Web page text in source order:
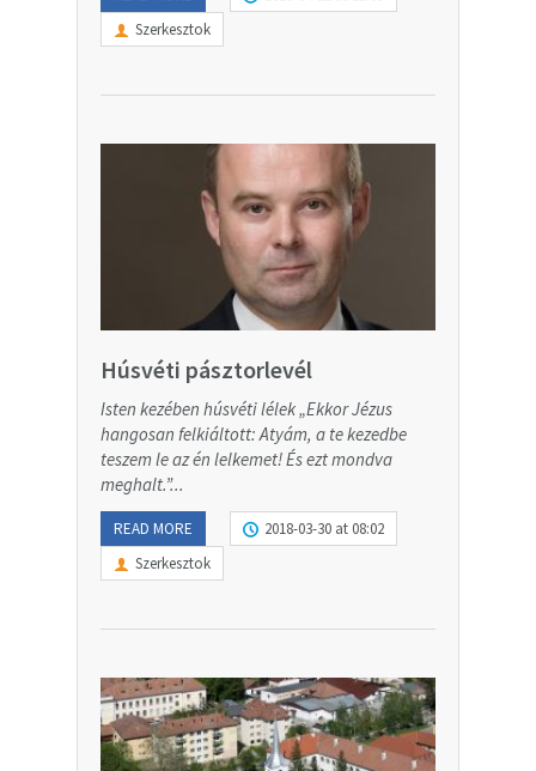
Szerkesztok
Húsvéti pásztorlevél
Isten kezében húsvéti lélek „Ekkor Jézus
hangosan felkiáltott: Atyám, a te kezedbe
teszem le az én lelkemet! És ezt mondva
meghalt.”...
READ MORE
2018-03-30 at 08:02
Szerkesztok